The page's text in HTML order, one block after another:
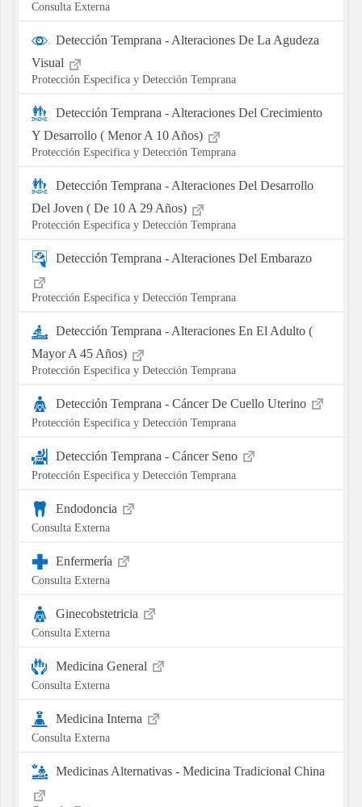
Consulta Externa
Detección Temprana - Alteraciones De La Agudeza
Visual
Protección Especifica y Detección Temprana
Detección Temprana - Alteraciones Del Crecimiento
Y Desarrollo ( Menor A 10 Años)
Protección Especifica y Detección Temprana
Detección Temprana - Alteraciones Del Desarrollo
Del Joven ( De 10 A 29 Años)
Protección Especifica y Detección Temprana
Detección Temprana - Alteraciones Del Embarazo
Protección Especifica y Detección Temprana
Detección Temprana - Alteraciones En El Adulto (
Mayor A 45 Años)
Protección Especifica y Detección Temprana
Detección Temprana - Cáncer De Cuello Uterino
Protección Especifica y Detección Temprana
Detección Temprana - Cáncer Seno
Protección Especifica y Detección Temprana
Endodoncia
Consulta Externa
Enfermería
Consulta Externa
Ginecobstetricia
Consulta Externa
Medicina General
Consulta Externa
Medicina Interna
Consulta Externa
Medicinas Alternativas - Medicina Tradicional China